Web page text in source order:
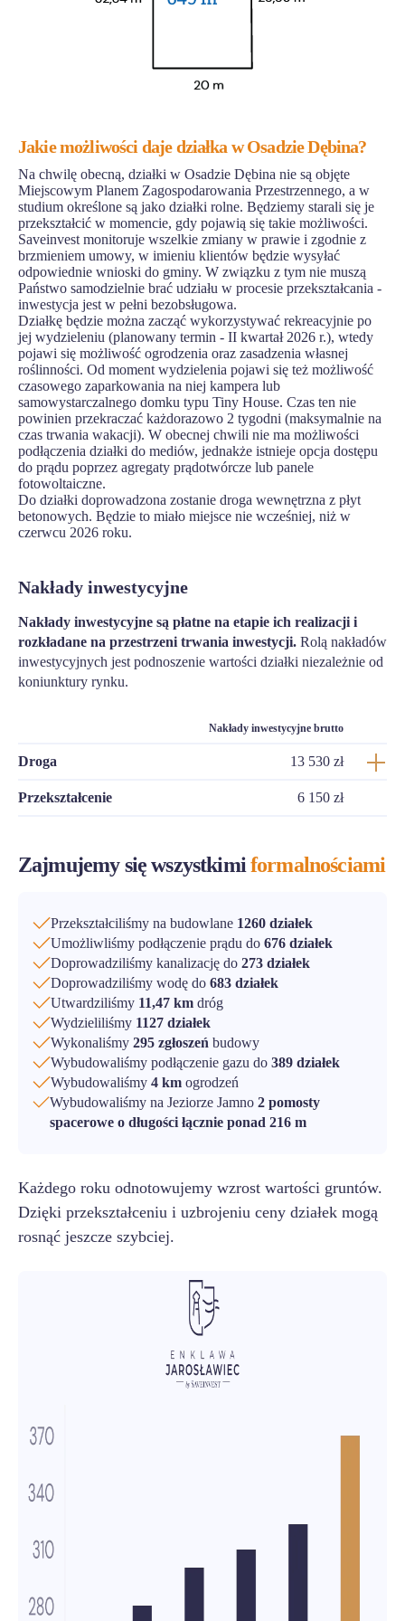
Jakie możliwości daje działka w Osadzie Dębina?
Na chwilę obecną, działki w Osadzie Dębina nie są objęte
Miejscowym Planem Zagospodarowania Przestrzennego, a w
studium określone są jako działki rolne. Będziemy starali się je
przekształcić w momencie, gdy pojawią się takie możliwości.
Saveinvest monitoruje wszelkie zmiany w prawie i zgodnie z
brzmieniem umowy, w imieniu klientów będzie wysyłać
odpowiednie wnioski do gminy. W związku z tym nie muszą
Państwo samodzielnie brać udziału w procesie przekształcania -
inwestycja jest w pełni bezobsługowa.
Działkę będzie można zacząć wykorzystywać rekreacyjnie po
jej wydzieleniu (planowany termin - II kwartał 2026 r.), wtedy
pojawi się możliwość ogrodzenia oraz zasadzenia własnej
roślinności. Od moment wydzielenia pojawi się też możliwość
czasowego zaparkowania na niej kampera lub
samowystarczalnego domku typu Tiny House. Czas ten nie
powinien przekraczać każdorazowo 2 tygodni (maksymalnie na
czas trwania wakacji). W obecnej chwili nie ma możliwości
podłączenia działki do mediów, jednakże istnieje opcja dostępu
do prądu poprzez agregaty prądotwórcze lub panele
fotowoltaiczne.
Do działki doprowadzona zostanie droga wewnętrzna z płyt
betonowych. Będzie to miało miejsce nie wcześniej, niż w
czerwcu 2026 roku.
Nakłady inwestycyjne
Nakłady inwestycyjne są płatne na etapie ich realizacji i
rozkładane na przestrzeni trwania inwestycji. Rolą nakładów
inwestycyjnych jest podnoszenie wartości działki niezależnie od
koniunktury rynku.
Nakłady inwestycyjne brutto
Droga 13 530 zł
Przekształcenie 6 150 zł
Zajmujemy się wszystkimiformalnościami
Przekształciliśmy na budowlane 1260 działek
Umożliwliśmy podłączenie prądu do 676 działek
Doprowadziliśmy kanalizację do 273 działek
Doprowadziliśmy wodę do 683 działek
Utwardziliśmy 11,47 km dróg
Wydzieliliśmy 1127 działek
Wykonaliśmy 295 zgłoszeń budowy
Wybudowaliśmy podłączenie gazu do 389 działek
Wybudowaliśmy 4 km ogrodzeń
Wybudowaliśmy na Jeziorze Jamno 2 pomosty
spacerowe o długości łącznie ponad 216 m
Każdego roku odnotowujemy wzrost wartości gruntów.
Dzięki przekształceniu i uzbrojeniu ceny działek mogą
rosnąć jeszcze szybciej.